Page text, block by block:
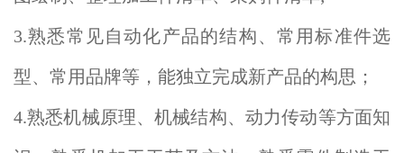
3.熟悉常见自动化产品的结构、常用标准件选
型、常用品牌等，能独立完成新产品的构思；
4.熟悉机械原理、机械结构、动力传动等方面知